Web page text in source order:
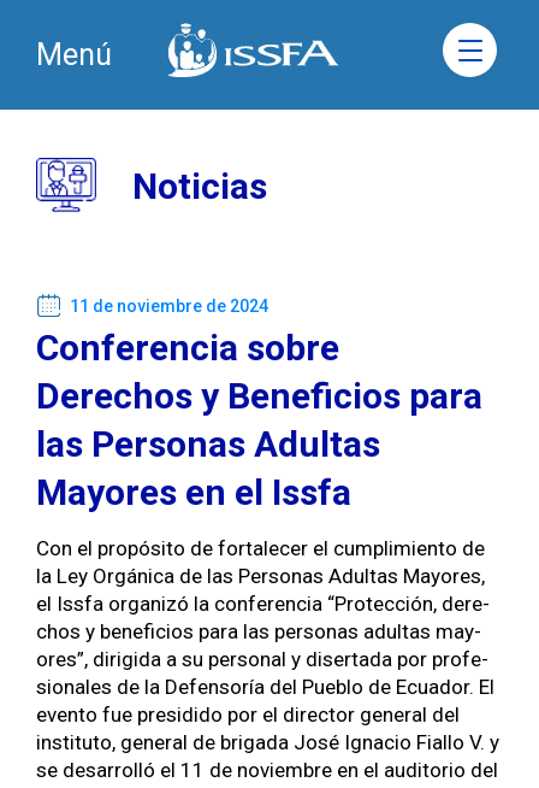
Menú
Noticias
11 de noviembre de 2024
Conferencia sobre
Derechos y Beneficios para
las Personas Adultas
Mayores en el Issfa
Con el propósi­to de for­t­ale­cer el cumplim­ien­to de
la Ley Orgáni­ca de las Per­sonas Adul­tas May­ores,
el Iss­fa orga­nizó la con­fer­en­cia “Pro­tec­ción, dere­
chos y ben­efi­cios para las per­sonas adul­tas may­
ores”, dirigi­da a su per­son­al y dis­er­ta­da por pro­fe­
sion­ales de la Defen­soría del Pueblo de Ecuador. El
even­to fue pre­si­di­do por el direc­tor gen­er­al del
insti­tu­to, gen­er­al de briga­da José Igna­cio Fial­lo V. y
se desar­rol­ló el 11 de noviem­bre en el audi­to­rio del